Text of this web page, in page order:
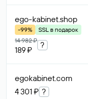
ego-kabinet.shop
-99%
SSL в подарок
14 982 ₽
189 ₽
?
egokabinet.com
4 301 ₽ ?